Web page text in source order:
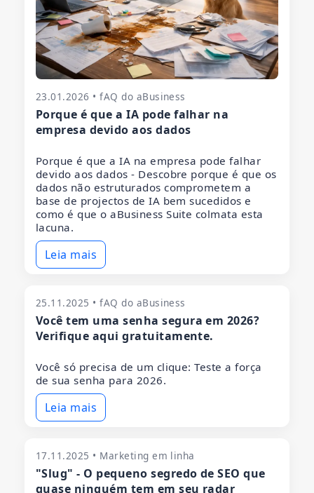
23.01.2026 • fAQ do aBusiness
Porque é que a IA pode falhar na
empresa devido aos dados
Porque é que a IA na empresa pode falhar
devido aos dados - Descobre porque é que os
dados não estruturados comprometem a
base de projectos de IA bem sucedidos e
como é que o aBusiness Suite colmata esta
lacuna.
Leia mais
25.11.2025 • fAQ do aBusiness
Você tem uma senha segura em 2026?
Verifique aqui gratuitamente.
Você só precisa de um clique: Teste a força
de sua senha para 2026.
Leia mais
17.11.2025 • Marketing em linha
"Slug" - O pequeno segredo de SEO que
quase ninguém tem em seu radar